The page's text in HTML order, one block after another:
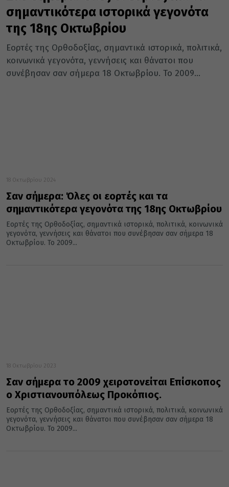
σημαντικότερα ιστορικά γεγονότα
της 18ης Οκτωβρίου
Εορτές της Ορθοδοξίας, σημαντικά ιστορικά, πολιτικά,
κοινωνικά γεγονότα, γεννήσεις και θάνατοι που
συνέβησαν σαν σήμερα 18 Οκτωβρίου. Το 2009...
18 Οκτωβρίου 2024
Σαν σήμερα: Όλες οι εορτές και τα
σημαντικότερα γεγονότα της 18ης Οκτωβρίου
Εορτές της Ορθοδοξίας, σημαντικά ιστορικά, πολιτικά, κοινωνικά
γεγονότα, γεννήσεις και θάνατοι που συνέβησαν σαν σήμερα 18
Οκτωβρίου. Το 2009...
18 Οκτωβρίου 2023
Σαν σήμερα το 2009 χειροτονείται Επίσκοπος
ο Χριστιανουπόλεως Προκόπιος.
Εορτές της Ορθοδοξίας, σημαντικά ιστορικά, πολιτικά, κοινωνικά
γεγονότα, γεννήσεις και θάνατοι που συνέβησαν σαν σήμερα 18
Οκτωβρίου. Το 2009...